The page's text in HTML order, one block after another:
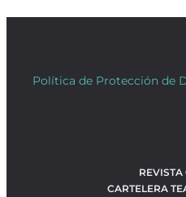
Política de Protección de
CARTELERA